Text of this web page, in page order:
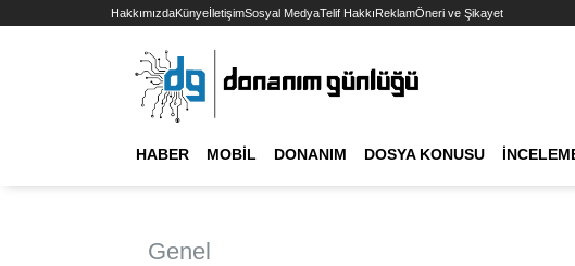
HakkımızdaKünyeİletişimSosyal MedyaTelif HakkıReklamÖneri ve Şikayet
HABER MOBIL DONANIM DOSYA KONUSU
Genel